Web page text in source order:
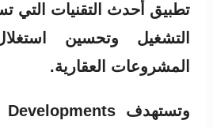
تطبيق أحدث التقنيات التي
التشغيل وتحسين
المشروعات العقارية.